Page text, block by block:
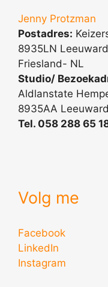
Jenny Protzman
Postadres:
8935LN
Friesland- NL
Studio/
Aldlanstate
8935AA
Tel. 058 288 65
Volg me
Facebook
LinkedIn
Instagram